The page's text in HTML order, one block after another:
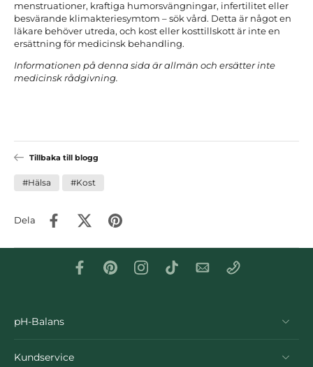
menstruationer, kraftiga humorsvängningar, infertilitet eller
besvärande klimakteriesymtom – sök vård. Detta är något en
läkare behöver utreda, och kost eller kosttillskott är inte en
ersättning för medicinsk behandling.
Informationen på denna sida är allmän och ersätter inte
medicinsk rådgivning.
Tillbaka till blogg
#Hälsa #Kost
Dela
pH-Balans
Kundservice